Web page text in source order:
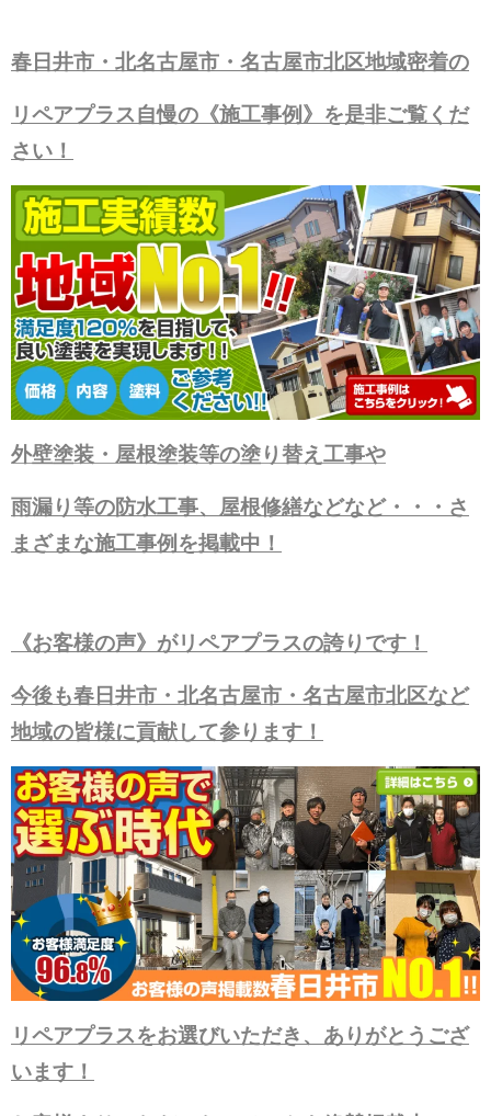
春日井市・北名古屋市・名古屋市北区地域密着の
リペアプラス自慢の《施工事例》を是非ご覧くだ
さい！
外壁塗装・屋根塗装等の塗り替え工事や
雨漏り等の防水工事、屋根修繕などなど・・・さ
まざまな施工事例を掲載中！
《お客様の声》がリペアプラスの誇りです！
今後も春日井市・北名古屋市・名古屋市北区など
地域の皆様に貢献して参ります！
リペアプラスをお選びいただき、ありがとうござ
います！